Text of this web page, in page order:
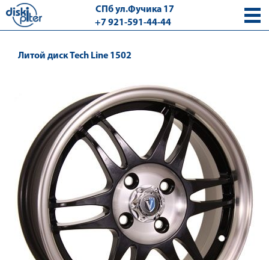
СПб ул.Фучика 17
+7 921-591-44-44
Литой диск Tech Line 1502